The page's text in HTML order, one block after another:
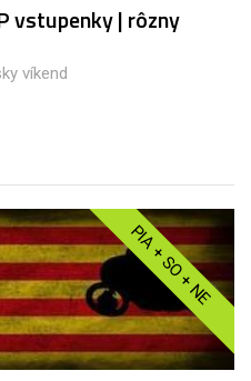
vstupenky | rôzny
víkend
PIA + SO + NE